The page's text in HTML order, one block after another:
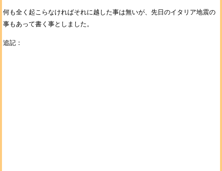
何も全く起こらなければそれに越した事は無いが、先日のイタリア地震の
事もあって書く事としました。
追記：